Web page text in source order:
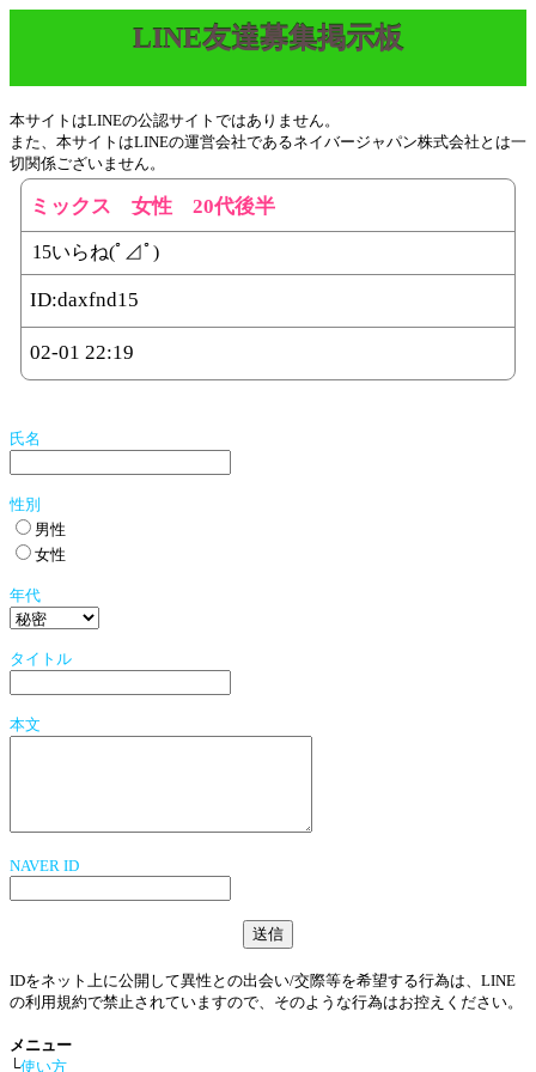
LINE友達募集掲示板
本サイトはLINEの公認サイトではありません。
また、本サイトはLINEの運営会社であるネイバージャパン株式会社とは一
切関係ございません。
ミックス 女性 20代後半
15いらね(ﾟ⊿ﾟ)
ID:daxfnd15
02-01 22:19
氏名
性別
男性
女性
年代
タイトル
本文
NAVER ID
IDをネット上に公開して異性との出会い/交際等を希望する行為は、LINE
の利用規約で禁止されていますので、そのような行為はお控えください。
メニュー
└使い方